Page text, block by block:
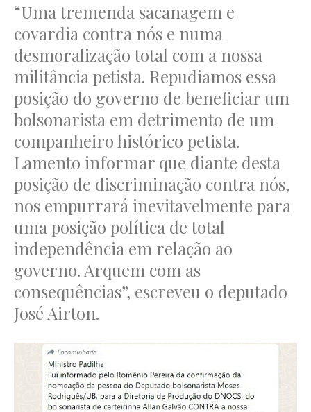
“Uma tremenda sacanagem e
covardia contra nós e numa
desmoralização total com a nossa
militância petista. Repudiamos essa
posição do governo de beneficiar um
bolsonarista em detrimento de um
companheiro histórico petista.
Lamento informar que diante desta
posição de discriminação contra nós,
nos empurrará inevitavelmente para
uma posição política de total
independência em relação ao
governo. Arquem com as
consequências”, escreveu o deputado
José Airton.